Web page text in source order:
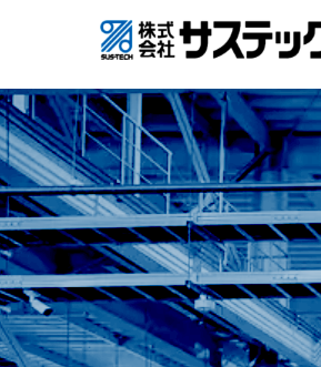
ン
ツ
へ
ス
キ
ッ
プ